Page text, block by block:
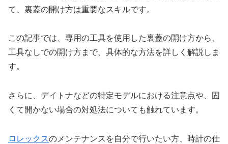
て、裏蓋の開け方は重要なスキルです。
この記事では、専用の工具を使用した裏蓋の開け方から、
工具なしでの開け方まで、具体的な方法を詳しく解説しま
す。
さらに、デイトナなどの特定モデルにおける注意点や、固
くて開かない場合の対処法についても触れています。
ロレックスのメンテナンスを自分で行いたい方、時計の仕